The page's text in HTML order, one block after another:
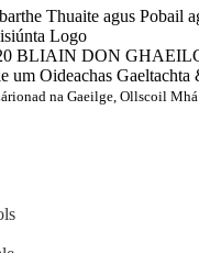
na Gaeilge, Ollscoil Mhá